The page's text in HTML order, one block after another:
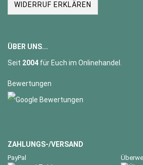
WIDERRUF ERKLÄREN
ÜBER UNS...
Seit 2004 für Euch im Onlinehandel.
Bewertungen
ZAHLUNGS-/VERSAND
PayPal